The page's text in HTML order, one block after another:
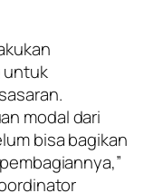
untuk
modal dari
bisa bagikan